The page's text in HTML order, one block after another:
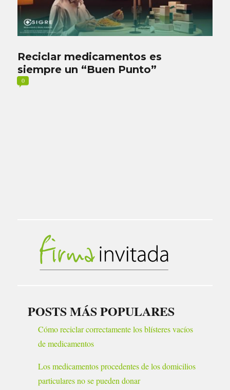
Reciclar medicamentos es
siempre un “Buen Punto”
0
POSTS MÁS POPULARES
Cómo reciclar correctamente los blísteres vacíos
de medicamentos
Los medicamentos procedentes de los domicilios
particulares no se pueden donar